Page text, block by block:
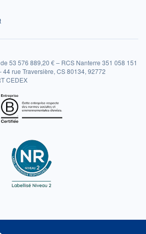
53 576 889,20 € – RCS Nanterre 351 058 151
44 rue Traversière, CS 80134, 92772
CEDEX